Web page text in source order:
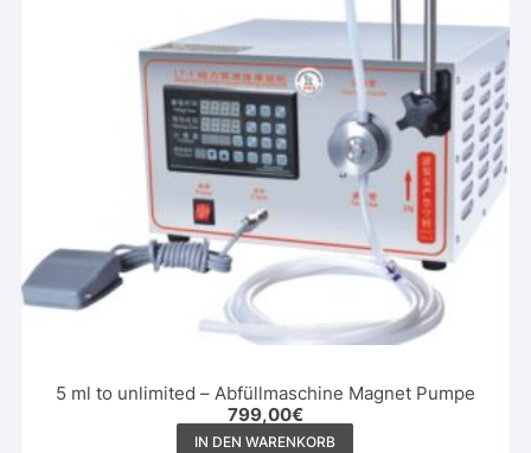
5 ml to unlimited – Abfüllmaschine Magnet Pumpe
799,00€
IN DEN WARENKORB